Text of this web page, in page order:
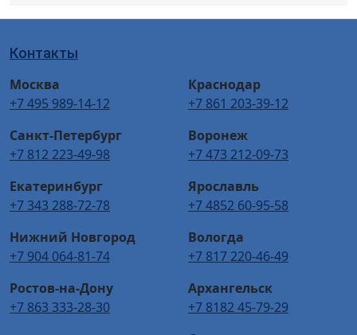
Контакты
Москва
+7 495 989-14-12
Санкт-Петербург
+7 812 223-49-98
Екатеринбург
+7 343 288-72-78
Нижний Новгород
+7 904 064-81-74
Ростов-на-Дону
+7 863 333-28-30
Краснодар
+7 861 203-39-12
Воронеж
+7 473 212-09-73
Ярославль
+7 4852 60-95-58
Вологда
+7 817 220-46-49
Архангельск
+7 8182 45-79-29